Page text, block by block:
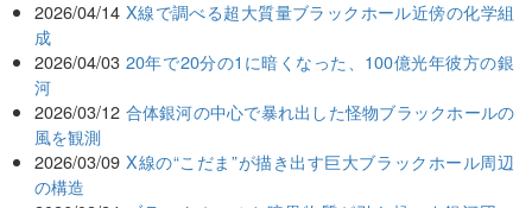
2026/04/14 X線で調べる超大質量ブラックホール近傍の化学組
成
2026/04/03 20年で20分の1に暗くなった、100億光年彼方の銀
河
2026/03/12 合体銀河の中心で暴れ出した怪物ブラックホールの
風を観測
2026/03/09 X線の“こだま”が描き出す巨大ブラックホール周辺
の構造